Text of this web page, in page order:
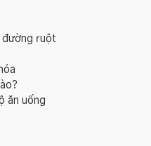
đường ruột
ăn uống